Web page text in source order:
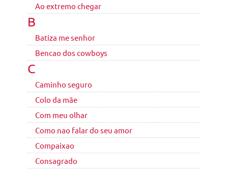
Ao extremo chegar
B
Batiza me senhor
Bencao dos cowboys
C
Caminho seguro
Colo da mãe
Com meu olhar
Como nao falar do seu amor
Compaixao
Consagrado